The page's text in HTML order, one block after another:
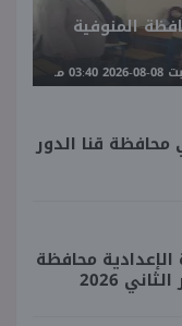
المنوفية
مـ
3 إعدادي محافظة قنا الدور
محافظة
2026